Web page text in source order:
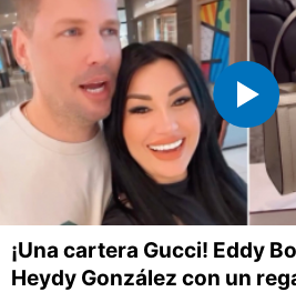
¡Una cartera Gucci! Eddy
Heydy González con un